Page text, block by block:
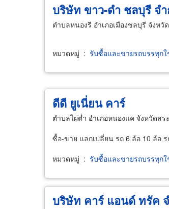
บริษัท ขาว-ดำ ชลบุรี จ
ตำบลหนองรี อำเภอเมืองชลบุรี จังหวั
หมวดหมู่ : รับซื้อและขายรถบรรทุก
ดีดี ยูเนี่ยน คาร์
ตำบลไผ่ต่ำ อำเภอหนองแค จังหวัดสร
ซื้อ-ขาย แลกเปลี่ยน รถ 6 ล้อ 10 ล้อ
หมวดหมู่ : รับซื้อและขายรถบรรทุก
บริษัท คาร์ แอนด์ ทรัค